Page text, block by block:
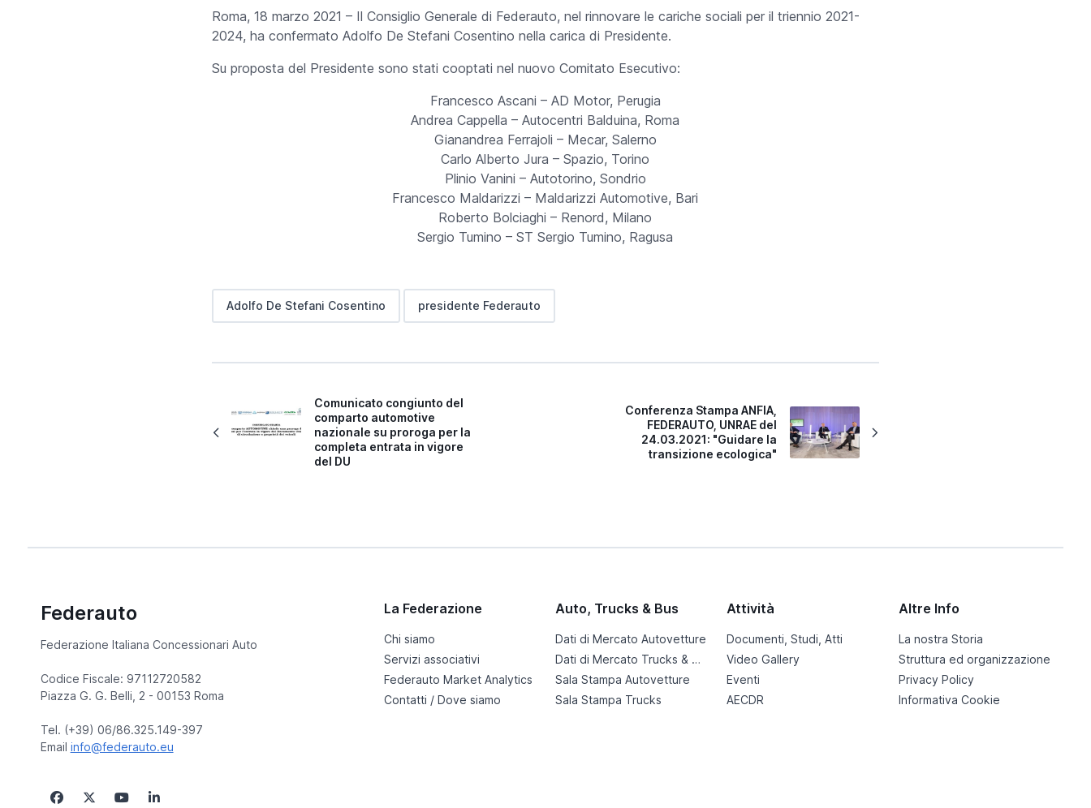
Roma, 18 marzo 2021 – Il Consiglio Generale di Federauto, nel rinnovare le cariche sociali per il triennio 2021-
2024, ha confermato Adolfo De Stefani Cosentino nella carica di Presidente.
Su proposta del Presidente sono stati cooptati nel nuovo Comitato Esecutivo:
Francesco Ascani – AD Motor, Perugia
Andrea Cappella – Autocentri Balduina, Roma
Gianandrea Ferrajoli – Mecar, Salerno
Carlo Alberto Jura – Spazio, Torino
Plinio Vanini – Autotorino, Sondrio
Francesco Maldarizzi – Maldarizzi Automotive, Bari
Roberto Bolciaghi – Renord, Milano
Sergio Tumino – ST Sergio Tumino, Ragusa
Adolfo De Stefani Cosentino presidente Federauto
Comunicato congiunto del
comparto automotive
nazionale su proroga per la
completa entrata in vigore
del DU
Conferenza Stampa ANFIA,
FEDERAUTO, UNRAE del
24.03.2021: "Guidare la
transizione ecologica"
Federauto
Federazione Italiana Concessionari Auto
Codice Fiscale: 97112720582
Piazza G. G. Belli, 2 - 00153 Roma
Tel. (+39) 06/86.325.149-397
Email info@federauto.eu
La Federazione
Chi siamo
Servizi associativi
Federauto Market Analytics
Contatti / Dove siamo
Auto, Trucks & Bus
Dati di Mercato Autovetture
Dati di Mercato Trucks & Bus
Sala Stampa Autovetture
Sala Stampa Trucks
Attività
Documenti, Studi, Atti
Video Gallery
Eventi
AECDR
Altre Info
La nostra Storia
Struttura ed organizzazione
Privacy Policy
Informativa Cookie